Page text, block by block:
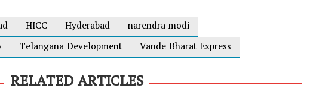
HICC Hyderabad
narendra modi
Telangana Development Vande Bharat Express
RELATED ARTICLES